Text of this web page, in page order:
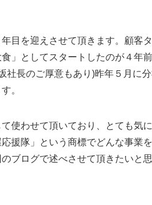
目を迎えさせて頂きます。顧客
」としてスタートしたのが４年
社長のご厚意もあり)昨年５月に
。
使わせて頂いており、とても気
援隊」という商標でどんな事業
ブログで述べさせて頂きたいと思